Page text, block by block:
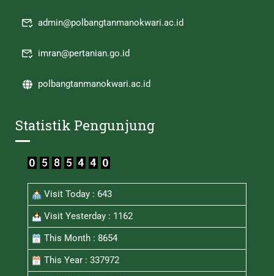
admin@polbangtanmanokwari.ac.id
imran@pertanian.go.id
polbangtanmanokwari.ac.id
Statistik Pengunjung
Visit Today : 643
Visit Yesterday : 1162
This Month : 8654
This Year : 337972